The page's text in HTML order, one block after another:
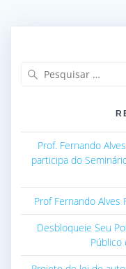
Prof. Fernando
participa do
Prof Fernando
Desbloqueie Seu
Público